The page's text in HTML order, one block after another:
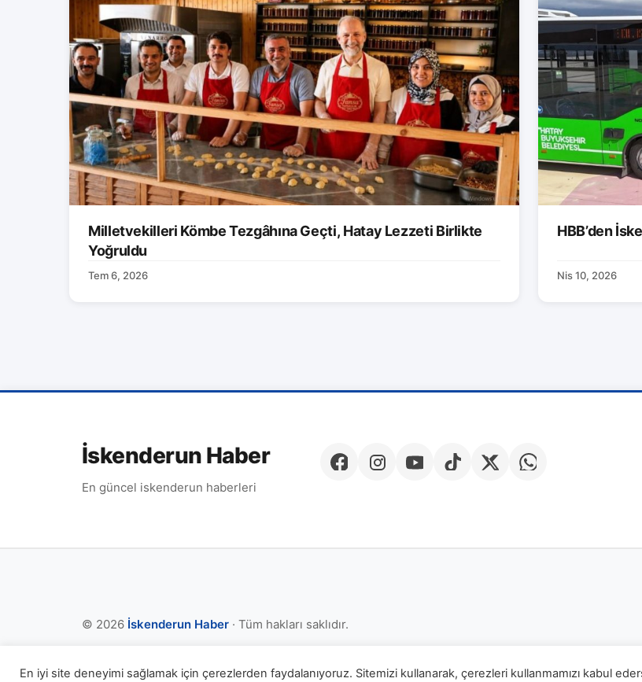
Milletvekilleri Kömbe Tezgâhına Geçti, Hatay Lezzeti Birlikte
Yoğruldu
Tem 6, 2026
HBB’den
Nis 10, 2026
İskenderun Haber
En güncel iskenderun haberleri
© 2026 İskenderun Haber · Tüm hakları saklıdır.
En iyi site deneyimi sağlamak için çerezlerden faydalanıyoruz. Sitemizi kullanarak, çerezleri kullanmamızı kabul